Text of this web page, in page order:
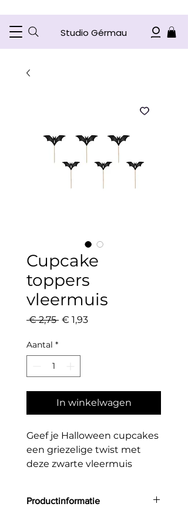
Studio Gérmau
Cupcake
toppers
vleermuis
€ 2,75 Normale
€ 1,93Verkoopprijs
Aantal *
In winkelwagen
Geef je Halloween cupcakes
een griezelige twist met
deze zwarte vleermuis
traktaties of een vampier-
Productinformatie